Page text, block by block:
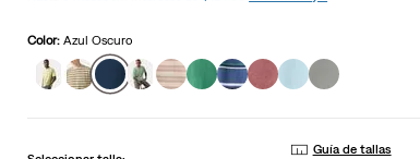
de
valoración.
Read
23
la
Color: Azul Oscuro
Guía de tallas